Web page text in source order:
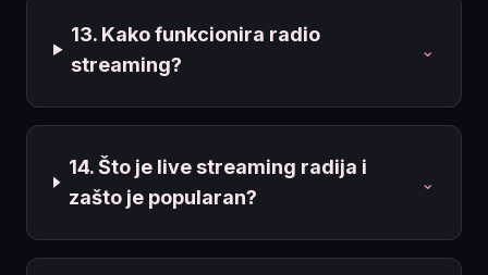
13. Kako funkcionira radio
streaming?
⌄
14. Što je live streaming radija i
zašto je popularan?
⌄